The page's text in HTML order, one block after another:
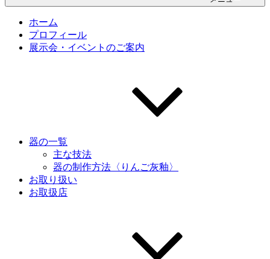
ホーム
プロフィール
展示会・イベントのご案内
器の一覧
主な技法
器の制作方法〈りんご灰釉〉
お取り扱い
お取扱店